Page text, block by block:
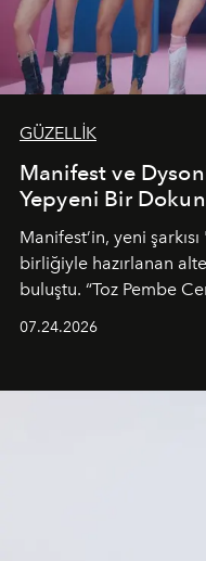
GÜZELLİK
Manifest ve
Yepyeni Bir
Manifest’in, yeni
birliğiyle hazırlanan
buluştu. “Toz Pembe
unsurlarından biri
07.24.2026